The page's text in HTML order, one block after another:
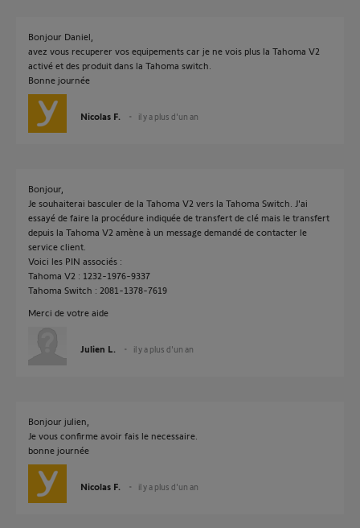
Bonjour Daniel,
avez vous recuperer vos equipements car je ne vois plus la Tahoma V2
activé et des produit dans la Tahoma switch.
Bonne journée
Nicolas F. il y a plus d'un an
Bonjour,
Je souhaiterai basculer de la Tahoma V2 vers la Tahoma Switch. J'ai
essayé de faire la procédure indiquée de transfert de clé mais le transfert
depuis la Tahoma V2 amène à un message demandé de contacter le
service client.
Voici les PIN associés :
Tahoma V2 : 1232-1976-9337
Tahoma Switch : 2081-1378-7619
Merci de votre aide
Julien L. il y a plus d'un an
Bonjour julien,
Je vous confirme avoir fais le necessaire.
bonne journée
Nicolas F. il y a plus d'un an